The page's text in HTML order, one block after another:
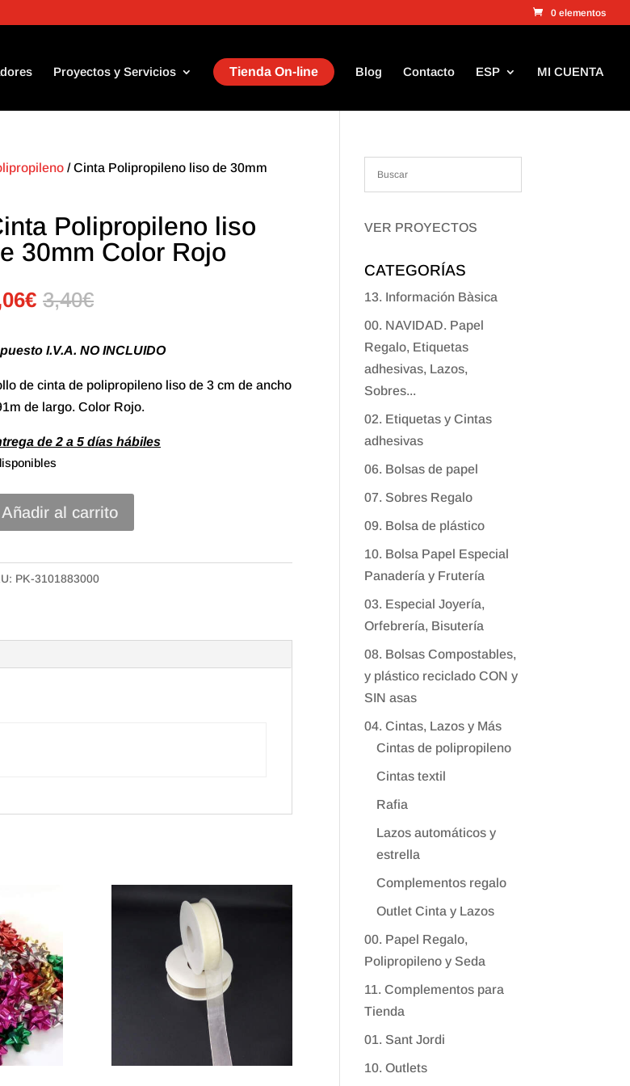
0 elementos
Proyectos y Servicios Tienda On-line Blog Contacto ESP MI CUENTA
/ Cinta Polipropileno liso de 30mm
Polipropileno liso
30mm Color Rojo
€ 3,40€
I.V.A. NO INCLUIDO
de cinta de polipropileno liso de 3 cm de ancho
de largo. Color Rojo.
de 2 a 5 días hábiles
Añadir al carrito
PK-3101883000
VER PROYECTOS
CATEGORÍAS
13. Información Bàsica
00. NAVIDAD. Papel
Regalo, Etiquetas
adhesivas, Lazos,
Sobres...
02. Etiquetas y Cintas
adhesivas
06. Bolsas de papel
07. Sobres Regalo
09. Bolsa de plástico
10. Bolsa Papel Especial
Panadería y Frutería
03. Especial Joyería,
Orfebrería, Bisutería
08. Bolsas Compostables,
y plástico reciclado CON y
SIN asas
04. Cintas, Lazos y Más
Cintas de polipropileno
Cintas textil
Rafia
Lazos automáticos y
estrella
Complementos regalo
Outlet Cinta y Lazos
00. Papel Regalo,
Polipropileno y Seda
11. Complementos para
Tienda
01. Sant Jordi
10. Outlets